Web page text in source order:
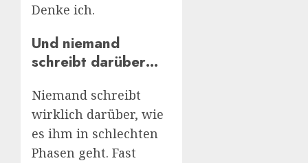
Denke ich.
Und niemand
schreibt darüber…
Niemand schreibt
wirklich darüber, wie
es ihm in schlechten
Phasen geht. Fast